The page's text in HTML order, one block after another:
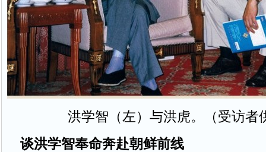
洪学智（左）与洪虎。（受访者
谈洪学智奉命奔赴朝鲜前线